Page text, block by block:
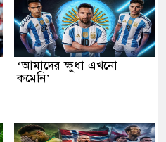
‘আমাদের ক্ষুধা এখনো
কমেনি’